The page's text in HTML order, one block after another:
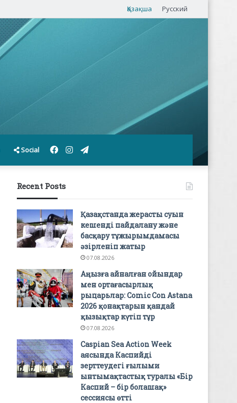
Қазақша Русский
Social Telegram
Instagram
Facebook
Recent Posts
Қазақстанда жерасты суын
кешенді пайдалану және
басқару тұжырымдамасы
әзірленіп жатыр
07.08.2026
Аңызға айналған ойындар
мен ортағасырлық
рыцарьлар: Comic Con Astana
2026 қонақтарын қандай
қызықтар күтіп тұр
07.08.2026
Caspian Sea Action Week
аясында Каспийді
зерттеудегі ғылыми
ынтымақтастық туралы «Бір
Каспий – бір болашақ»
сессиясы өтті